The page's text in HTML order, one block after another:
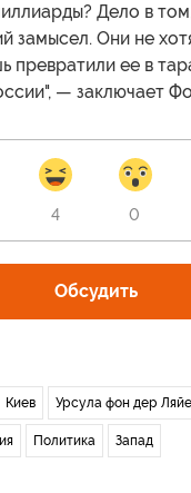
Дело в
замысел. Они не
превратили ее в
— заключает
4 0
Обсудить
Киев Урсула фон дер
Политика Запад